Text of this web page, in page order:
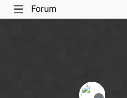
Forum